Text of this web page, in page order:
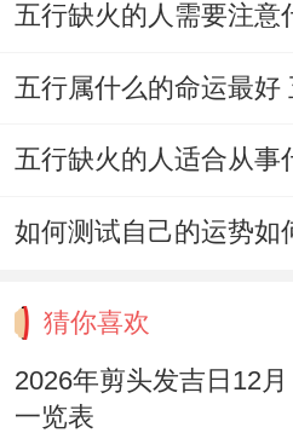
2026
年12
日
期
冬
月
冲
兔
猜你喜欢
2026年剪头发吉日12
一览表